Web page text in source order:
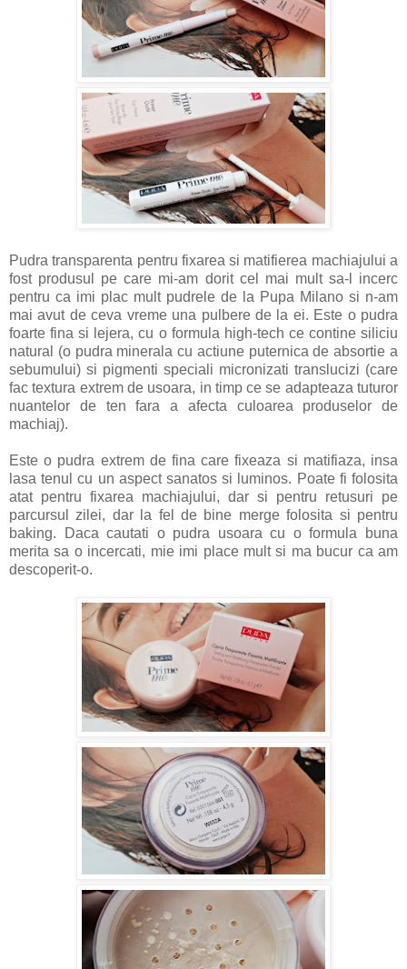
Pudra transparenta pentru fixarea si matifierea machiajului a
fost produsul pe care mi-am dorit cel mai mult sa-l incerc
pentru ca imi plac mult pudrele de la Pupa Milano si n-am
mai avut de ceva vreme una pulbere de la ei. Este o pudra
foarte fina si lejera, cu o formula high-tech ce contine siliciu
natural (o pudra minerala cu actiune puternica de absortie a
sebumului) si pigmenti speciali micronizati translucizi (care
fac textura extrem de usoara, in timp ce se adapteaza tuturor
nuantelor de ten fara a afecta culoarea produselor de
machiaj).
Este o pudra extrem de fina care fixeaza si matifiaza, insa
lasa tenul cu un aspect sanatos si luminos. Poate fi folosita
atat pentru fixarea machiajului, dar si pentru retusuri pe
parcursul zilei, dar la fel de bine merge folosita si pentru
baking. Daca cautati o pudra usoara cu o formula buna
merita sa o incercati, mie imi place mult si ma bucur ca am
descoperit-o.